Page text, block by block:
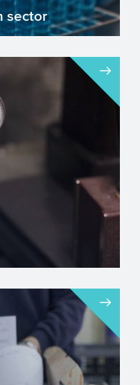
sector
is
zich richt op
de regio Oost
van